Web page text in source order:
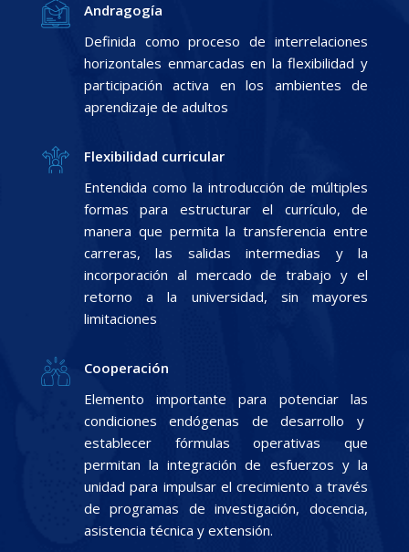
Andragogía
Definida como proceso de interrelaciones
horizontales enmarcadas en la flexibilidad y
participación activa en los ambientes de
aprendizaje de adultos
Flexibilidad curricular
Entendida como la introducción de múltiples
formas para estructurar el currículo, de
manera que permita la transferencia entre
carreras, las salidas intermedias y la
incorporación al mercado de trabajo y el
retorno a la universidad, sin mayores
limitaciones
Cooperación
Elemento importante para potenciar las
condiciones endógenas de desarrollo y
establecer fórmulas operativas que
permitan la integración de esfuerzos y la
unidad para impulsar el crecimiento a través
de programas de investigación, docencia,
asistencia técnica y extensión.